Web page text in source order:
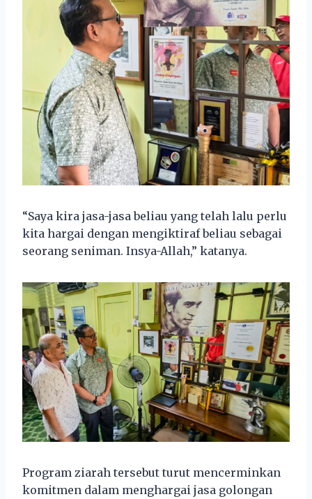
“Saya kira jasa-jasa beliau yang telah lalu perlu
kita hargai dengan mengiktiraf beliau sebagai
seorang seniman. Insya-Allah,” katanya.
Program ziarah tersebut turut mencerminkan
komitmen dalam menghargai jasa golongan